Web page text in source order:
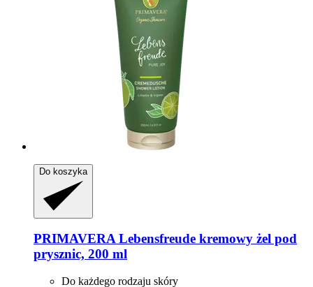
Do koszyka
PRIMAVERALebensfreude kremowy żel pod
prysznic, 200 ml
Do każdego rodzaju skóry